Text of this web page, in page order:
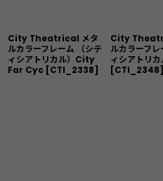
City Theatrical メタ
ルカラーフレーム （シテ
ィシアトリカル）City
Far Cyc [CTI_2338]
City
ルカラーフ
ィシアトリ
[CTI_2348]